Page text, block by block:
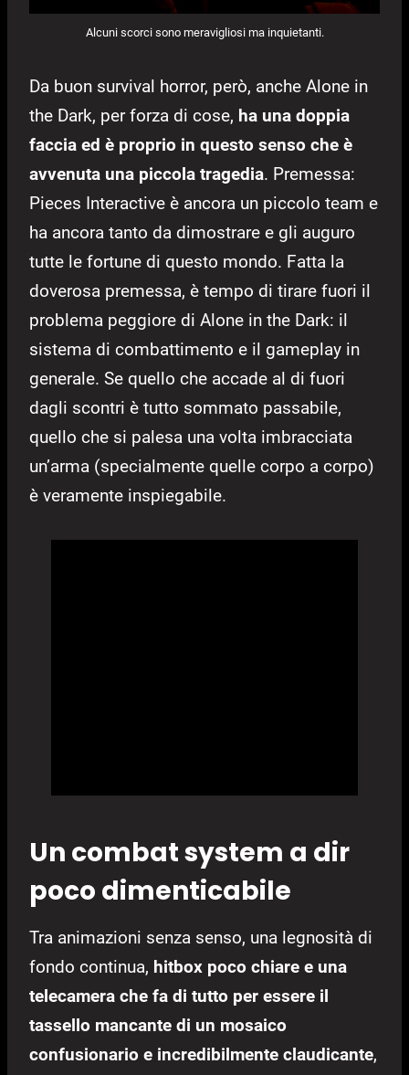
Alcuni scorci sono meravigliosi ma inquietanti.
Da buon survival horror, però, anche Alone in
the Dark, per forza di cose, ha una doppia
faccia ed è proprio in questo senso che è
avvenuta una piccola tragedia. Premessa:
Pieces Interactive è ancora un piccolo team e
ha ancora tanto da dimostrare e gli auguro
tutte le fortune di questo mondo. Fatta la
doverosa premessa, è tempo di tirare fuori il
problema peggiore di Alone in the Dark: il
sistema di combattimento e il gameplay in
generale. Se quello che accade al di fuori
dagli scontri è tutto sommato passabile,
quello che si palesa una volta imbracciata
un’arma (specialmente quelle corpo a corpo)
è veramente inspiegabile.
Un combat system a dir
poco dimenticabile
Tra animazioni senza senso, una legnosità di
fondo continua, hitbox poco chiare e una
telecamera che fa di tutto per essere il
tassello mancante di un mosaico
confusionario e incredibilmente claudicante,